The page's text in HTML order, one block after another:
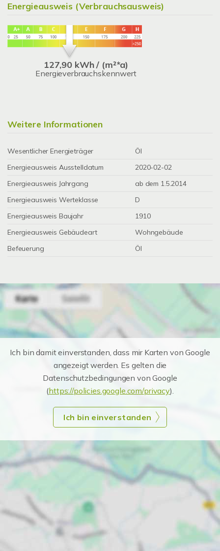
Energieausweis (Verbrauchsausweis)
127,90 kWh / (m²*a)
Energieverbrauchskennwert
Weitere Informationen
Wesentlicher Energieträger
Öl
Energieausweis Ausstelldatum
2020-02-02
Energieausweis Jahrgang
ab dem 1.5.2014
Energieausweis Werteklasse
D
Energieausweis Baujahr
1910
Energieausweis Gebäudeart
Wohngebäude
Befeuerung
Öl
Ich bin damit einverstanden, dass mir Karten von Google
angezeigt werden. Es gelten die
Datenschutzbedingungen von Google
(https://policies.google.com/privacy).
Ich bin einverstanden